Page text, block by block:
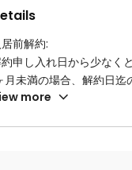
前解約:
申し入れ日から少なく
月未満の場合、解約日
ものとします。
more